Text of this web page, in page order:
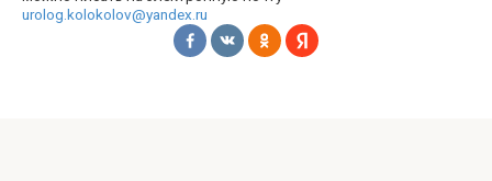
urolog.kolokolov@yandex.ru